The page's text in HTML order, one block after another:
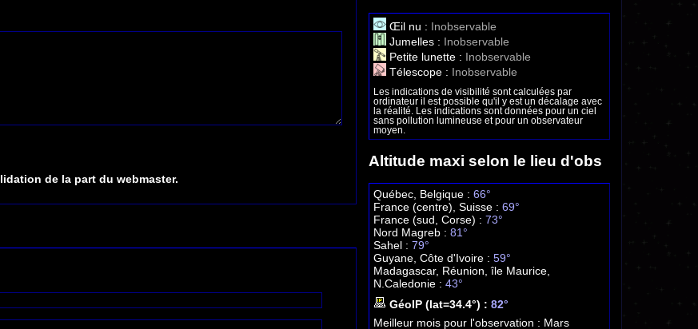
Œil nu : Inobservable
Jumelles : Inobservable
Petite lunette : Inobservable
Télescope : Inobservable
Les indications de visibilité sont calculées par
ordinateur il est possible qu'il y est un décalage avec
la réalité. Les indications sont données pour un ciel
sans pollution lumineuse et pour un observateur
moyen.
Altitude maxi selon le lieu d'obs
Québec, Belgique : 66°
France (centre), Suisse : 69°
France (sud, Corse) : 73°
Nord Magreb : 81°
Sahel : 79°
Guyane, Côte d'Ivoire : 59°
Madagascar, Réunion, île Maurice,
N.Caledonie : 43°
GéoIP (lat=34.4°) : 82°
Meilleur mois pour l'observation : Mars
de la part du webmaster.